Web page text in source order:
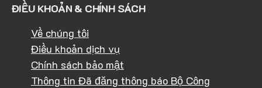
ĐIỀU KHOẢN & CHÍNH SÁCH
Về chúng tôi
Điều khoản dịch vụ
Chính sách bảo mật
Thông tin Đã đăng thông báo Bộ Công